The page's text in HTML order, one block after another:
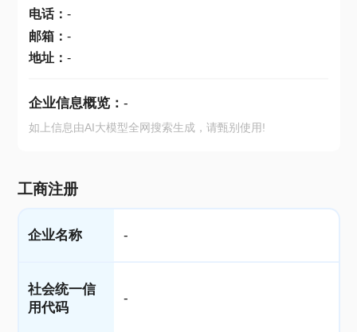
电话： -
邮箱： -
地址： -
企业信息概览： -
如上信息由AI大模型全网搜索生成，请甄别使用!
工商注册
企业名称 -
社会统一信
用代码
-